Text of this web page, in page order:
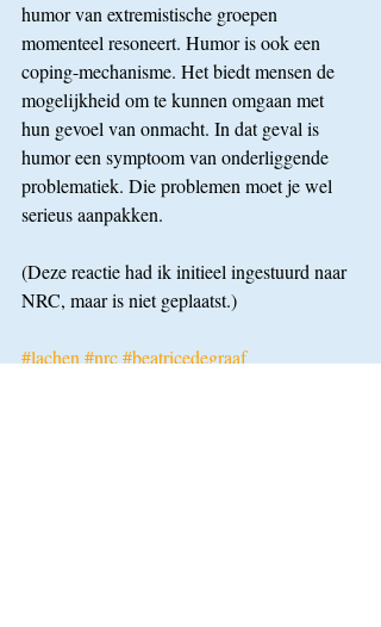
humor van extremistische groepen
momenteel resoneert. Humor is ook een
coping-mechanisme. Het biedt mensen de
mogelijkheid om te kunnen omgaan met
hun gevoel van onmacht. In dat geval is
humor een symptoom van onderliggende
problematiek. Die problemen moet je wel
serieus aanpakken.
(Deze reactie had ik initieel ingestuurd naar
NRC, maar is niet geplaatst.)
#lachen #nrc#beatricedegraaf